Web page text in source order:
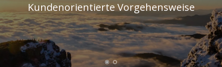
Kundenorientierte Vorgehensweise